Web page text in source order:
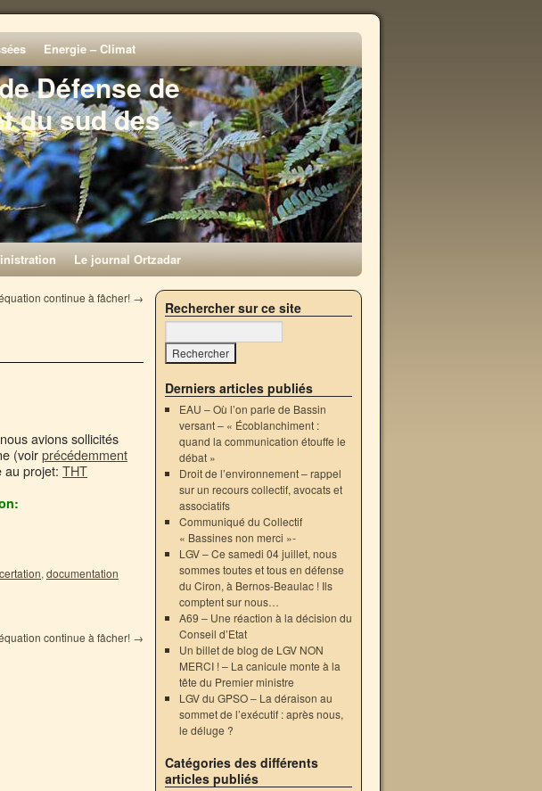
Défense de
du sud des
Energie – Climat
Le journal Ortzadar
continue à fâcher! →
avions sollicités
(voirprécédemment
au projet: THT
, documentation
continue à fâcher! →
Rechercher sur ce site
Derniers articles publiés
EAU – Où l’on parle de Bassin
versant – « Écoblanchiment :
quand la communication étouffe le
débat »
Droit de l’environnement – rappel
sur un recours collectif, avocats et
associatifs
Communiqué du Collectif
« Bassines non merci »-
LGV – Ce samedi 04 juillet, nous
sommes toutes et tous en défense
du Ciron, à Bernos-Beaulac ! Ils
comptent sur nous…
A69 – Une réaction à la décision du
Conseil d’Etat
Un billet de blog de LGV NON
MERCI ! – La canicule monte à la
tête du Premier ministre
LGV du GPSO – La déraison au
sommet de l’exécutif : après nous,
le déluge ?
Catégories des différents
articles publiés